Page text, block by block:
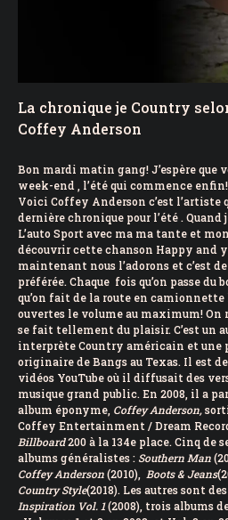
La chronique je Country
Coffey Anderson
Bon mardi matin gang! J’espère que
week-end , l’été qui commence enfin!
Voici Coffey Anderson c’est l’artiste
dernière chronique pour l’été . Quand
L’auto Sport avec ma ma tante et
découvrir cette chanson Happy and
maintenant nous l’adorons et c’est
préférée. Chaque fois qu’on passe
qu’on fait de la route en
ouvertes le volume au maximum!
se fait tellement du plaisir. C’est un
interprète Country américain et une
originaire de Bangsau Texas. Il est
vidéos YouTube où il diffusait des
musique grand public. En 2008, il a
album éponyme, Coffey Anderson,
Coffey Entertainment / Dream
Billboard200à la 134e place. Cinq de
albums généralistes : Southern Man
Coffey Anderson(2010), Boots & Jeans
Country Style(2018). Les autres sont
Inspiration Vol. 1(2008), trois albums